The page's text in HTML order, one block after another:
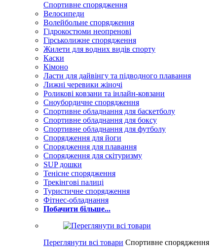
Спортивне спорядження
Велосипеди
Волейбольне спорядження
Гідрокостюми неопренові
Гірськолижне спорядження
Жилети для водних видів спорту
Каски
Кімоно
Ласти для дайвінгу та підводного плавання
Лижні черевики жіночі
Роликові ковзани та інлайн-ковзани
Сноубордичне спорядження
Спортивне обладнання для баскетболу
Спортивне обладнання для боксу
Спортивне обладнання для футболу
Спорядження для йоги
Спорядження для плавання
Спорядження для скітуризму
SUP дошки
Тенісне спорядження
Трекінгові палиці
Туристичне спорядження
Фітнес-обладнання
Побачити більше...
Переглянути всі товари Спортивне спорядження